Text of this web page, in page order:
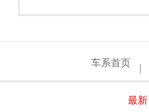
车系首页 |
最新